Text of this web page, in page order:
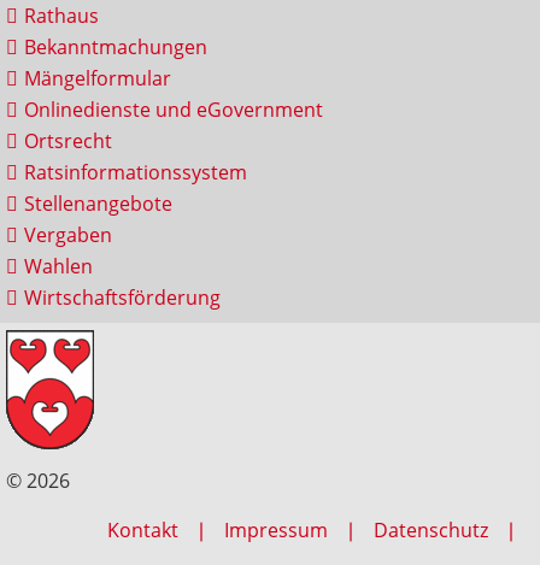
Rathaus
Bekanntmachungen
Mängelformular
Onlinedienste und eGovernment
Ortsrecht
Ratsinformationssystem
Stellenangebote
Vergaben
Wahlen
Wirtschaftsförderung
© 2026
Kontakt
Impressum
Datenschutz